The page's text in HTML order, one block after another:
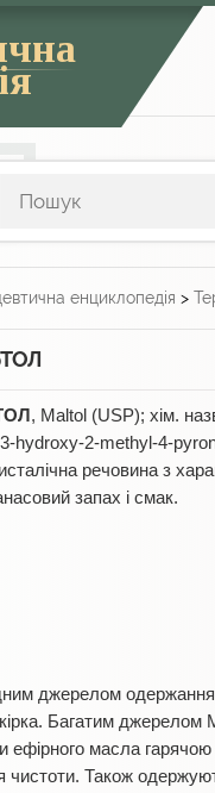
енциклопедія >
, Maltol (USP); хім.
hydroxy-2-methyl-4-
речовина з
запах і смак.
джерелом одержання
Багатим джерелом
ефірного масла
чистоти. Також